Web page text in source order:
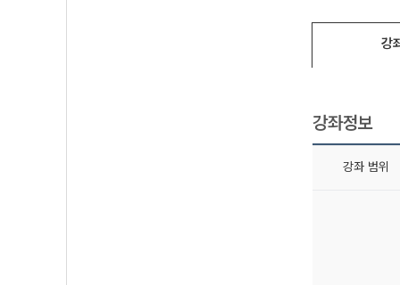
강
강좌정보
강좌 범위